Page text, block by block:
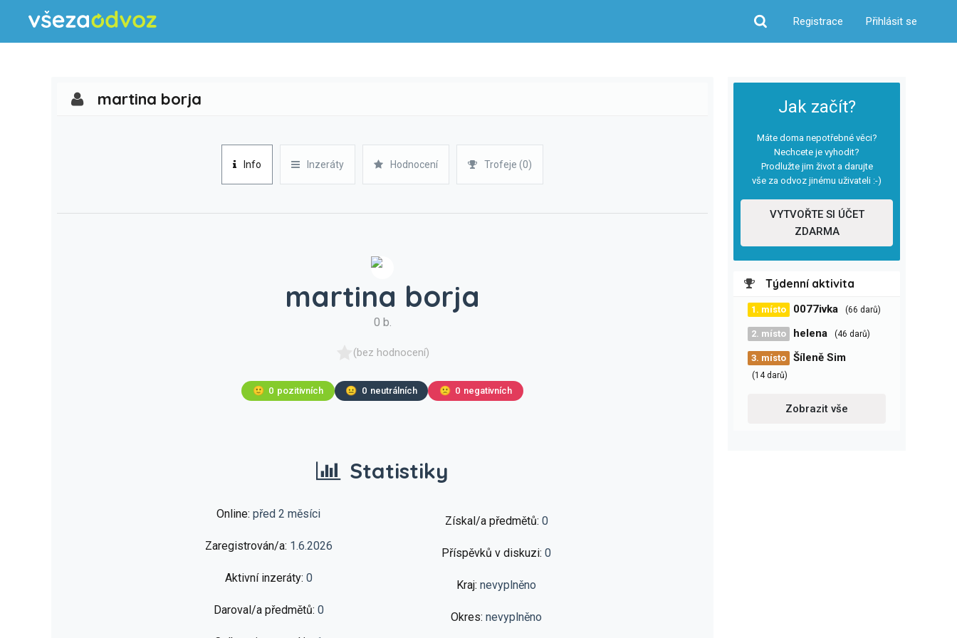
Hledat
Registrace Přihlásit se
Jak začít?
Máte doma nepotřebné věci?
Nechcete je vyhodit?
Prodlužte jim život a darujte
vše za odvoz jinému uživateli :-)
VYTVOŘTE SI ÚČET
ZDARMA
Týdenní aktivita
1. místo 0077ivka (66 darů)
2. místo helena (46 darů)
3. místo Šíleně Sim
(14 darů)
Zobrazit vše
martina borja
Info Inzeráty Hodnocení Trofeje (0)
martina borja
0 b.
(bez hodnocení)
🙂 0 pozitivních 😐 0 neutrálních 🙁 0 negativních
Statistiky
Online: před 2 měsíci
Zaregistrován/a: 1.6.2026
Aktivní inzeráty: 0
Daroval/a předmětů: 0
Získal/a předmětů: 0
Příspěvků v diskuzi: 0
Kraj: nevyplněno
Okres: nevyplněno